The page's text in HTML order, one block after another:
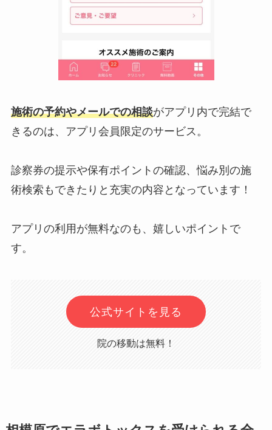
施術の予約やメールでの相談がアプリ内で完結で
きるのは、アプリ会員限定のサービス。
診察券の提示や保有ポイントの確認、悩み別の施
術検索もできたりと充実の内容となっています！
アプリの利用が無料なのも、嬉しいポイントで
す。
公式サイトを見る
院の移動は無料！